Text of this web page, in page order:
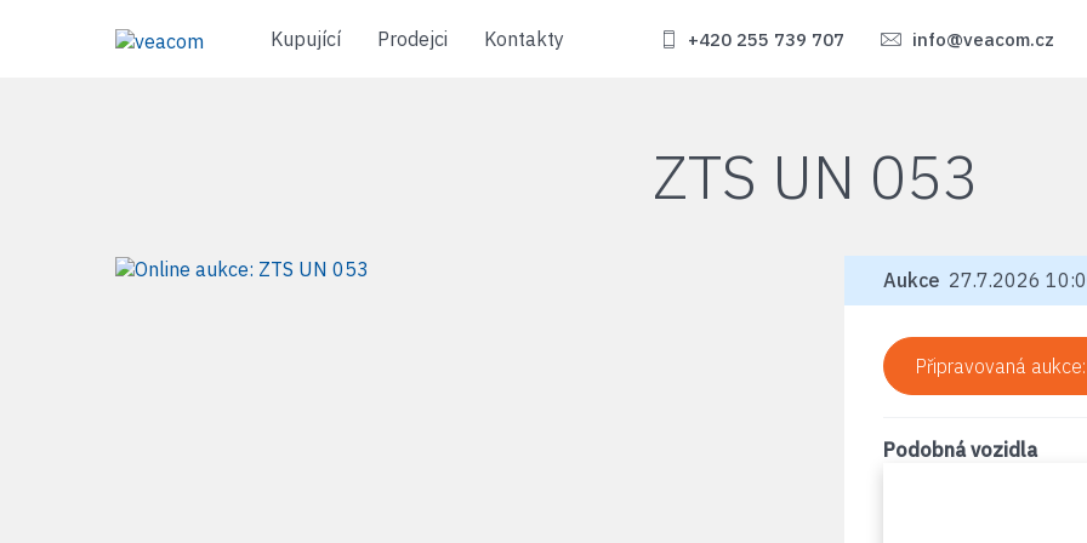
Kupující Prodejci Kontakty +420 255 739 707 info@veacom.cz
ZTS UN 053
Aukce 27.7.2026
Připravovaná aukce:
Podobná vozidla